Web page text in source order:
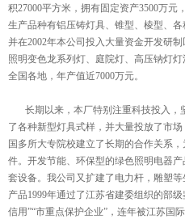
积27000平方米，拥有固定资产3500万元
生产品种有铝压铸灯具、锥型、棱型、
并在2002年本公司投入大量资金开发研
照明变色龙系列灯、庭院灯、高压钠灯
全国各地，年产值近7000万元。
长期以来，本厂特别注重科技投入，
了各种新型灯具式样，并大量投放了市
国多所大专院校建立了长期的合作关系
件。开发节能、环保型的绿色照明电器
套设备。我公司又扩建了电力杆，雕塑
产品1999年通过了江苏省建委组织的部
信用”“市重点保护企业”，连年被江苏国